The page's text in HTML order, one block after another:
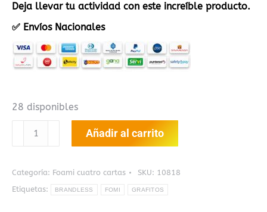
Deja llevar tu actividad con este increíble producto.
✅ Envíos Nacionales
28 disponibles
GRIS
cantidad
Añadir al carrito
Categoría: Foami cuatro cartas SKU: 10818
Etiquetas:
BRANDLESS FOMI GRAFITOS